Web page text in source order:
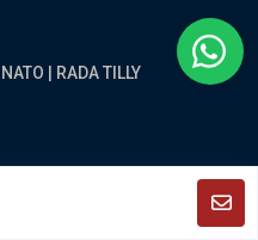
| RADA TILLY
los derechos reservados